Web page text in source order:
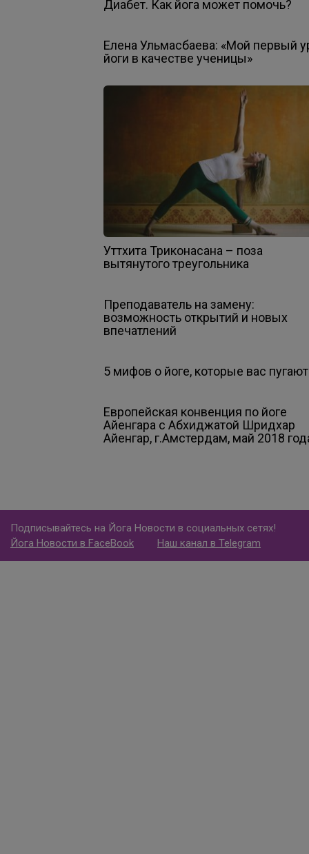
Диабет. Как йога может помочь?
Елена Ульмасбаева: «Мой первый
йоги в качестве ученицы»
Уттхита Триконасана – поза
вытянутого треугольника
Преподаватель на замену:
возможность открытий и новых
впечатлений
5 мифов о йоге, которые вас пугают
Европейская конвенция по йоге
Айенгара с Абхиджатой Шридхар
Айенгар, г.Амстердам, май 2018
Подписывайтесь на Йога Новости в социальных сетях!
Йога Новости в FaceBook
Наш канал в Telegram